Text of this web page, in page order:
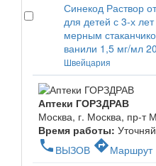
Синекод Раствор
для детей с 3-х
мерным
ванили 1,5 мг/мл
Швейцария
Аптеки ГОРЗДРАВ
Москва, г. Москва, пр-т
Время работы:
phone ВЫЗОВ directionsМаршрут